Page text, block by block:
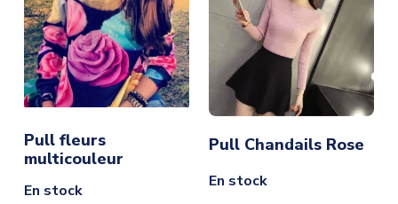
Pull fleurs
multicouleur
En stock
Pull Chandails Rose
En stock